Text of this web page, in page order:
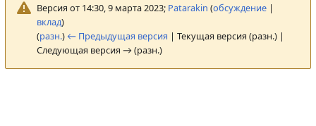
Версия от 14:30, 9 марта 2023; Patarakin (обсуждение|
вклад)
(разн.) ← Предыдущая версия | Текущая версия (разн.) |
Следующая версия → (разн.)